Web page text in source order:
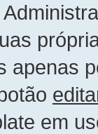
apenas
em